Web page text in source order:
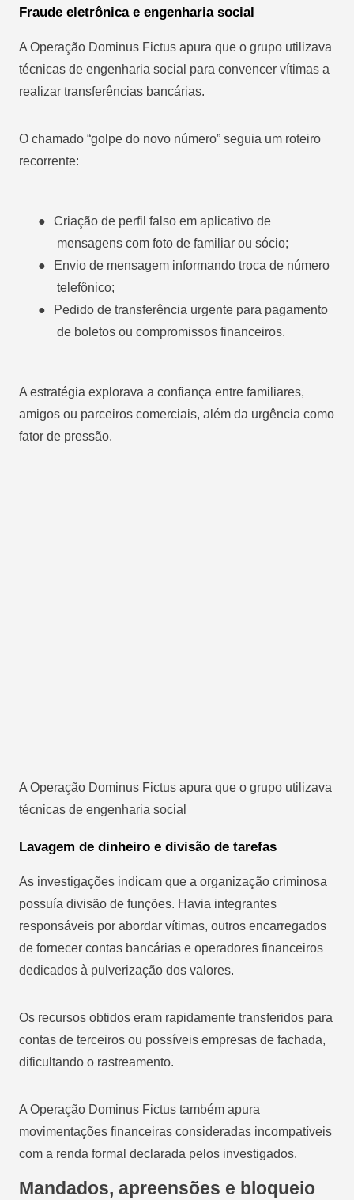
Fraude eletrônica e engenharia social
A Operação Dominus Fictus apura que o grupo utilizava
técnicas de engenharia social para convencer vítimas a
realizar transferências bancárias.
O chamado “golpe do novo número” seguia um roteiro
recorrente:
●
Criação de perfil falso em aplicativo de
mensagens com foto de familiar ou sócio;
●
Envio de mensagem informando troca de número
telefônico;
●
Pedido de transferência urgente para pagamento
de boletos ou compromissos financeiros.
A estratégia explorava a confiança entre familiares,
amigos ou parceiros comerciais, além da urgência como
fator de pressão.
A Operação Dominus Fictus apura que o grupo utilizava
técnicas de engenharia social
Lavagem de dinheiro e divisão de tarefas
As investigações indicam que a organização criminosa
possuía divisão de funções. Havia integrantes
responsáveis por abordar vítimas, outros encarregados
de fornecer contas bancárias e operadores financeiros
dedicados à pulverização dos valores.
Os recursos obtidos eram rapidamente transferidos para
contas de terceiros ou possíveis empresas de fachada,
dificultando o rastreamento.
A Operação Dominus Fictus também apura
movimentações financeiras consideradas incompatíveis
com a renda formal declarada pelos investigados.
Mandados, apreensões e bloqueio